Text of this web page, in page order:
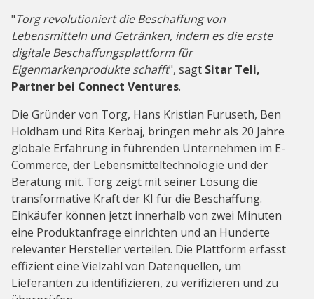
"Torg revolutioniert die Beschaffung von
Lebensmitteln und Getränken, indem es die erste
digitale Beschaffungsplattform für
Eigenmarkenprodukte schafft", sagt Sitar Teli,
Partner bei Connect Ventures.
Die Gründer von Torg, Hans Kristian Furuseth, Ben
Holdham und Rita Kerbaj, bringen mehr als 20 Jahre
globale Erfahrung in führenden Unternehmen im E-
Commerce, der Lebensmitteltechnologie und der
Beratung mit. Torg zeigt mit seiner Lösung die
transformative Kraft der KI für die Beschaffung.
Einkäufer können jetzt innerhalb von zwei Minuten
eine Produktanfrage einrichten und an Hunderte
relevanter Hersteller verteilen. Die Plattform erfasst
effizient eine Vielzahl von Datenquellen, um
Lieferanten zu identifizieren, zu verifizieren und zu